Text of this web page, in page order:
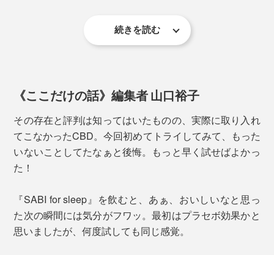
輸入品の中には、一部品質に不安があるものが存在する
つのはあまりにもったいないCBD、安心してお試しくだ
さい。
粉末1g中に含まれるCBDは、約8mg。
続きを読む
《ここだけの話》編集者 山口裕子
その存在と評判は知ってはいたものの、実際に取り入れ
てこなかったCBD。今回初めてトライしてみて、もった
いないことしてたなぁと後悔。もっと早く試せばよかっ
た！
『SABI for sleep』を飲むと、あぁ、おいしいなと思っ
た次の瞬間には気分がフワッ。最初はプラセボ効果かと
思いましたが、何度試しても同じ感覚。